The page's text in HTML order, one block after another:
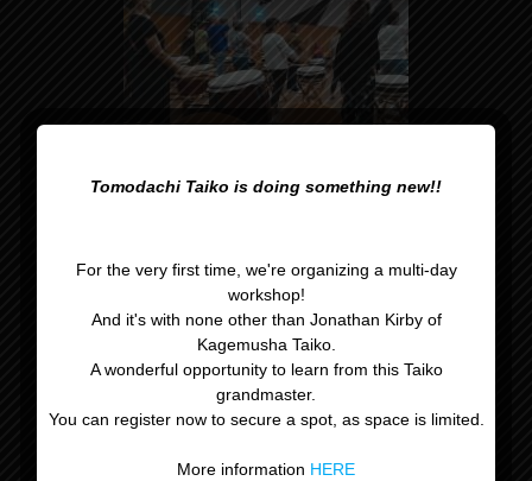
Tomodachi Taiko is doing something new!!
For the very first time, we're organizing a multi-day
workshop!
And it's with none other than Jonathan Kirby of
Kagemusha Taiko.
A wonderful opportunity to learn from this Taiko
grandmaster.
You can register now to secure a spot, as space is limited.
More information HERE